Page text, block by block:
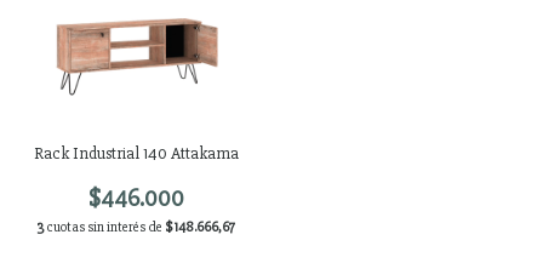
Rack Industrial 140 Attakama
$446.000
3 cuotas sin interés de $148.666,67